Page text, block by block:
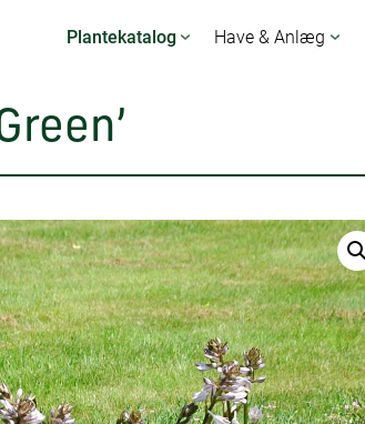
Plantekatalog Have & Anlæg